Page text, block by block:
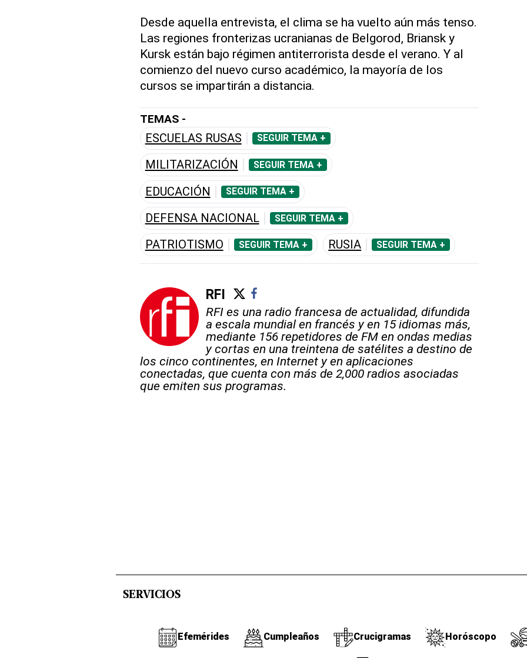
Desde aquella entrevista, el clima se ha vuelto aún más tenso.
Las regiones fronterizas ucranianas de Belgorod, Briansk y
Kursk están bajo régimen antiterrorista desde el verano. Y al
comienzo del nuevo curso académico, la mayoría de los
cursos se impartirán a distancia.
TEMAS -
ESCUELAS RUSAS SEGUIR TEMA +
MILITARIZACIÓN SEGUIR TEMA +
EDUCACIÓN SEGUIR TEMA +
DEFENSA NACIONAL SEGUIR TEMA +
PATRIOTISMO SEGUIR TEMA + RUSIA SEGUIR TEMA +
RFI
RFI es una radio francesa de actualidad, difundida
a escala mundial en francés y en 15 idiomas más,
mediante 156 repetidores de FM en ondas medias
y cortas en una treintena de satélites a destino de
los cinco continentes, en Internet y en aplicaciones
conectadas, que cuenta con más de 2,000 radios asociadas
que emiten sus programas.
SERVICIOS
Efemérides Cumpleaños Crucigramas Horóscopo